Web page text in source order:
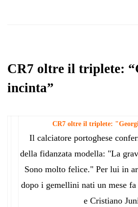
CR7 oltre il triplete:
incinta”
CR7 oltre il triplete:
Il calciatore portoghese
della fidanzata modella: "La
Sono molto felice." Per lui in
dopo i gemellini nati un mese fa
e Cristiano